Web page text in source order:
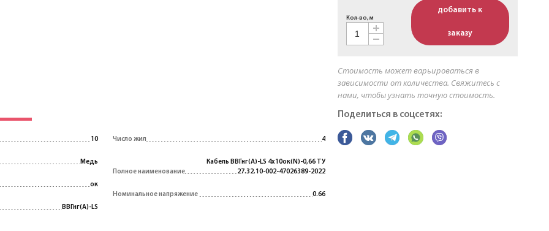
Кол-во, м
добавить к
заказу
Стоимость может варьироваться в
зависимости от количества. Свяжитесь с
нами, чтобы узнать точную стоимость.
Поделиться в соцсетях:
10
Медь
ок
ВВГнг(A)-LS
Число жил 4
Полное наименование
Кабель ВВГнг(A)-LS 4х10ок(N)-0,66 ТУ
27.32.10-002-47026389-2022
Номинальное напряжение 0.66